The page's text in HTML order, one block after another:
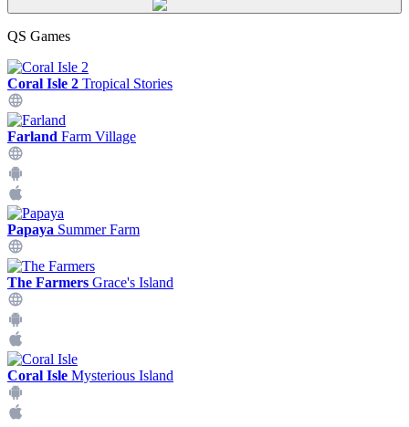
QS Games
Coral Isle 2 Tropical Stories
Farland Farm Village
Papaya Summer Farm
The Farmers Grace's Island
Coral Isle Mysterious Island